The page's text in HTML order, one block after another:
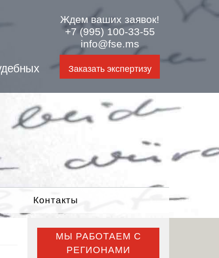
Ждем ваших заявок!
+7 (995) 100-33-55
info@fse.ms
Заказать экспертизу
Контакты
МЫ РАБОТАЕМ С
РЕГИОНАМИ